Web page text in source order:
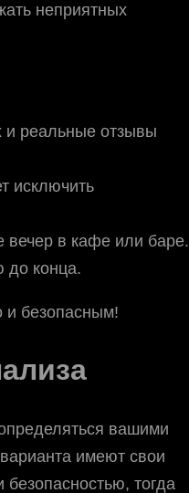
неприятных
и реальные отзывы
исключить
вечер в кафе или баре.
до конца.
и безопасным!
вашими
имеют свои
тогда